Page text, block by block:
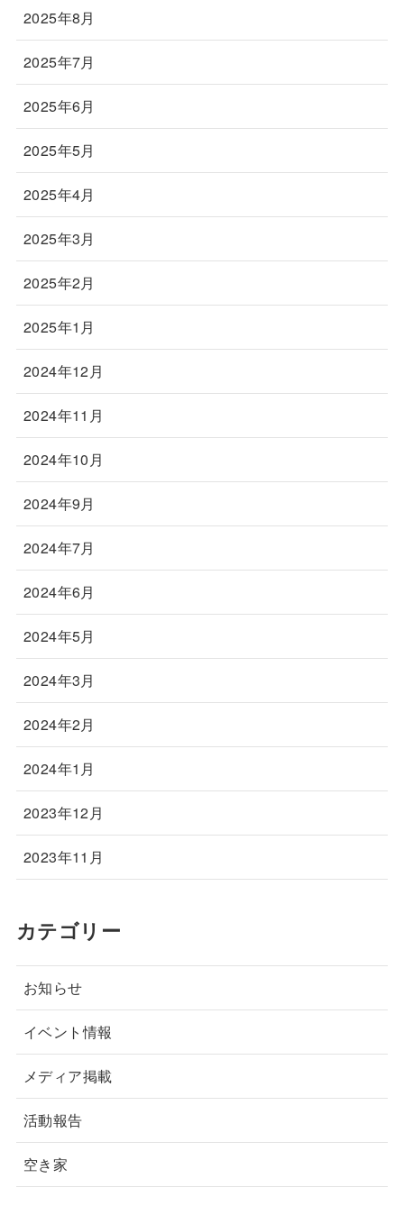
2025年8月
2025年7月
2025年6月
2025年5月
2025年4月
2025年3月
2025年2月
2025年1月
2024年12月
2024年11月
2024年10月
2024年9月
2024年7月
2024年6月
2024年5月
2024年3月
2024年2月
2024年1月
2023年12月
2023年11月
カテゴリー
お知らせ
イベント情報
メディア掲載
活動報告
空き家